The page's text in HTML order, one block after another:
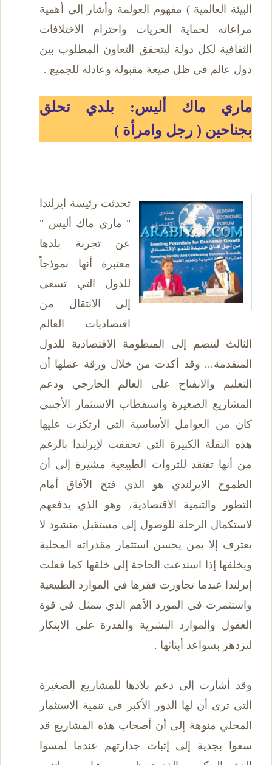
البيئة العالمية ) مفهوم العولمة وأشار إلى أهمية
مراعاته لحماية الحريات واحترام الاختلافات
الثقافية لكل دولة ليتحقق التعاون المطلوب بين
دول عالم في ظل صيغة مقبولة وعادلة للجميع .
ماري ماك أليس: بلدي تحلق
بجناحين ( رجل وامرأة )
تحدثت رئيسة ايرلندا
" ماري ماك أليس "
عن تجربة بلدها
معتبرة أنها نموذجاً
للدول التي تسعى
إلى الانتقال من
اقتصاديات العالم
الثالث لتنضم إلى المنظومة الاقتصادية للدول
المتقدمة... وقد أكدت من خلال ورقة عملها أن
التعليم والانفتاح على العالم الخارجي ودعم
المشاريع الصغيرة واستقطاب الاستثمار الأجنبي
كان من العوامل الأساسية التي ارتكزت عليها
هذه النقلة الكبيرة التي تحققت لإيرلندا بالرغم
من أنها تفتقد للثروات الطبيعية مشيرة إلى أن
الطموح الايرلندي هو الذي فتح الآفاق أمام
التطور والتنمية الاقتصادية، وهو الذي يدفعهم
لاستكمال الرحلة للوصول إلى مستقبل منشود لا
يعترف إلا بمن يحسن استثمار مقدراته المحلية
ويخلقها إذا استدعت الحاجة إلى خلقها كما فعلت
إيرلندا عندما تجاوزت فقرها في الموارد الطبيعية
واستثمرت في المورد الأهم الذي يتمثل في قوة
العقول والموارد البشرية والقدرة على الابتكار
لتزدهر بسواعد أبنائها .
وقد أشارت إلى دعم بلادها للمشاريع الصغيرة
التي ترى أن لها الدور الأكبر في تنمية الاستثمار
المحلي منوهة إلى أن أصحاب هذه المشاريع قد
سعوا بجدية إلى إثبات جدارتهم عندما لمسوا